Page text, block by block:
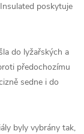
poskytuje
do lyžařských a
předochozímu
sedne i do
byly vybrány tak,